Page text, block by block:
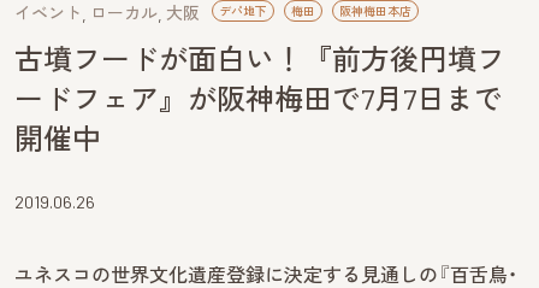
イベント ローカル 大阪 デパ地下 梅田 阪神梅田本店
古墳フードが面白い！『前方後円墳フ
ードフェア』が阪神梅田で7月7日まで
開催中
2019.06.26
ユネスコの世界文化遺産登録に決定する見通しの『百舌鳥・